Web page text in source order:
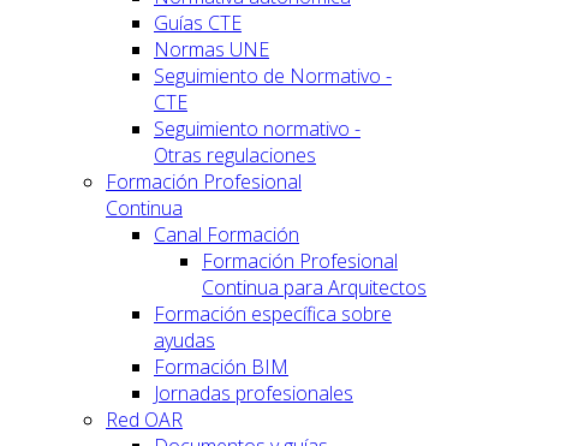
Guías CTE
Normas UNE
Seguimiento de Normativo -
CTE
Seguimiento normativo -
Otras regulaciones
Formación Profesional
Continua
Canal Formación
Formación Profesional
Continua para Arquitectos
Formación específica sobre
ayudas
Formación BIM
Jornadas profesionales
Red OAR